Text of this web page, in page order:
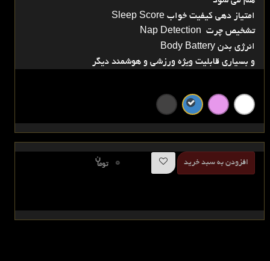
امتیاز دهی کیفیت خواب Sleep Score
تشخیص چرت Nap Detection
انرژی بدن Body Battery
و بسیاری قابلیت ویژه ورزشی و هوشمند دیگر
افزودن به سبد خرید توما
ن 0